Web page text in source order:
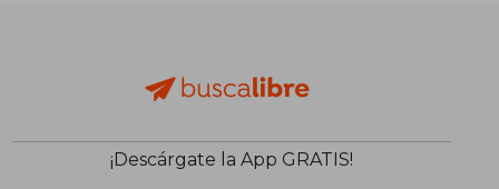
¡Descárgate la App GRATIS!